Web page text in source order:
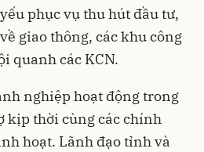
phục vụ thu hút đầu tư,
giao thông, các khu công
quanh các KCN.
nghiệp hoạt động trong
kịp thời cùng các chính
hoạt. Lãnh đạo tỉnh và